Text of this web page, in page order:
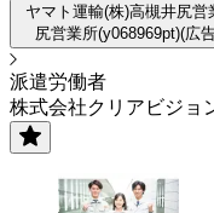
ヤマト運輸(株)高槻井尻
尻営業所(y068969pt)(広
派遣労働者
株式会社クリアビジョ